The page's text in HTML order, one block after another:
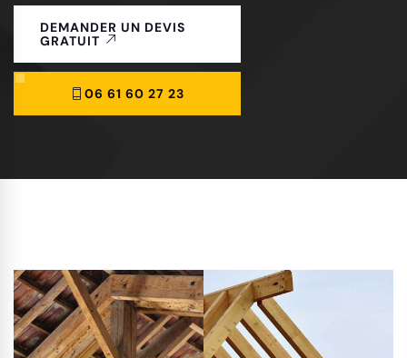
DEMANDER UN DEVIS
GRATUIT
06 61 60 27 23